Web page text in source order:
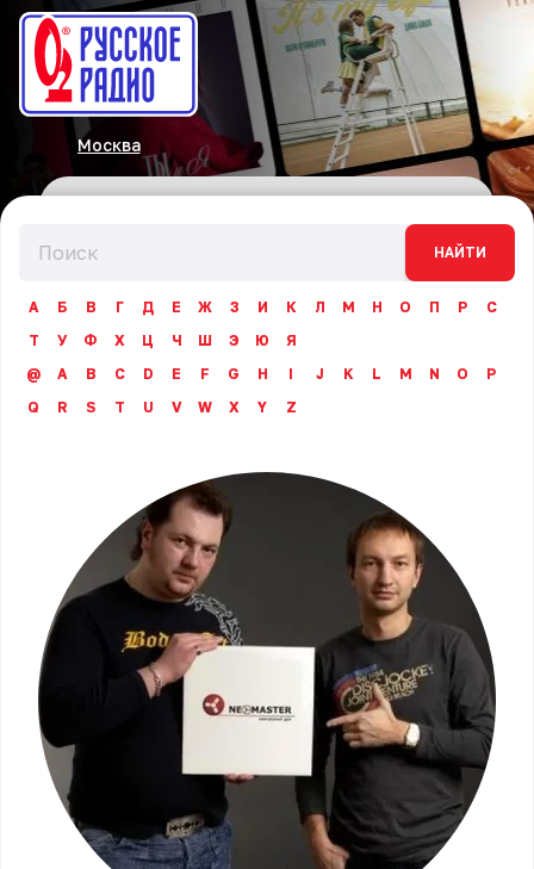
Москва
НАЙТИ
А Б В Г Д Е Ж З И К Л М Н О П Р
С
Т
У Ф Х Ц Ч Ш Э Ю
Я
@
A B C D E F G H I J K L M N O
P
Q
R S T U V W X Y Z